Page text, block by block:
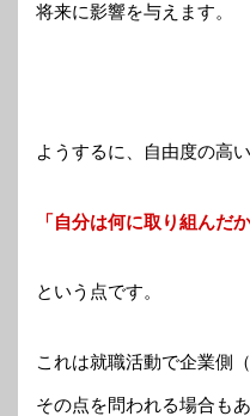
将来に影響を与えます。
ようするに、自由度の高
「自分は何に取り組んだか
という点です。
これは就職活動で企業側
その点を問われる場合もあ